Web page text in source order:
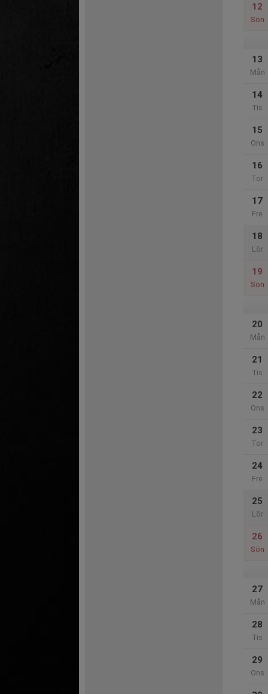
12
Sön
13
Mån
14
Tis
15
Ons
16
Tor
17
Fre
18
Lör
19
Sön
20
Mån
21
Tis
22
Ons
23
Tor
24
Fre
25
Lör
26
Sön
27
Mån
28
Tis
29
Ons